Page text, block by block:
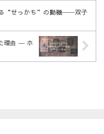
る“せっかち”の動機──双子
理由 ― ホ